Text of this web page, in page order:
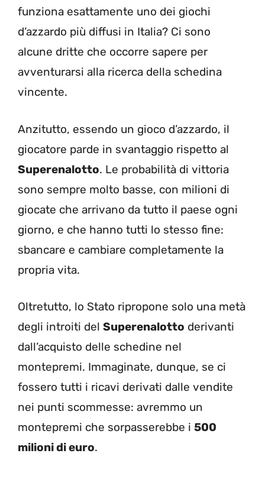
funziona esattamente uno dei giochi
d’azzardo più diffusi in Italia? Ci sono
alcune dritte che occorre sapere per
avventurarsi alla ricerca della schedina
vincente.
Anzitutto, essendo un gioco d’azzardo, il
giocatore parde in svantaggio rispetto al
Superenalotto. Le probabilità di vittoria
sono sempre molto basse, con milioni di
giocate che arrivano da tutto il paese ogni
giorno, e che hanno tutti lo stesso fine:
sbancare e cambiare completamente la
propria vita.
Oltretutto, lo Stato ripropone solo una metà
degli introiti del Superenalotto derivanti
dall’acquisto delle schedine nel
montepremi. Immaginate, dunque, se ci
fossero tutti i ricavi derivati dalle vendite
nei punti scommesse: avremmo un
montepremi che sorpasserebbe i 500
milioni di euro.